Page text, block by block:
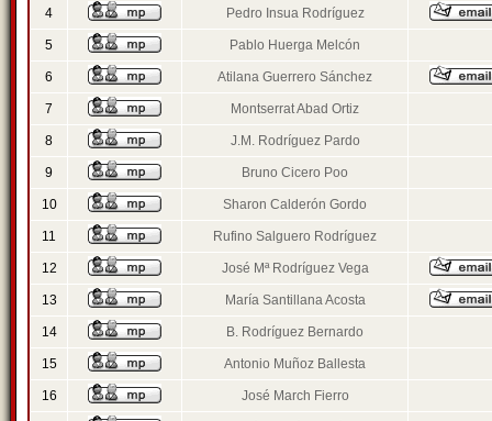
4 Pedro Insua Rodríguez
5 Pablo Huerga Melcón
6 Atilana Guerrero Sánchez
7 Montserrat Abad Ortiz
8 J.M. Rodríguez Pardo
9 Bruno Cicero Poo
10 Sharon Calderón Gordo
11 Rufino Salguero Rodríguez
12 José Mª Rodríguez Vega
13 María Santillana Acosta
14 B. Rodríguez Bernardo
15 Antonio Muñoz Ballesta
16 José March Fierro